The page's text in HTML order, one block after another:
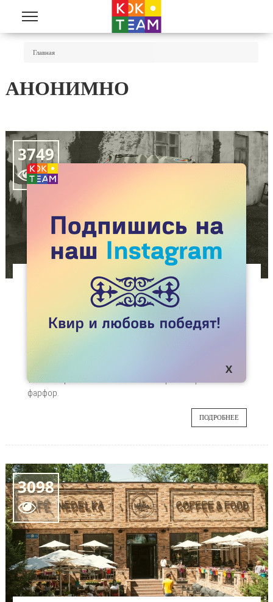
Перейти к основному содержанию
Главная
АНОНИМНО
3749

ОГРАНИЧЕННАЯ СТЕПЬ
23
Права человека – мера развития
телевизор выключается. И это не просто красивый
фарфор.
ПОДРОБНЕЕ
3098
